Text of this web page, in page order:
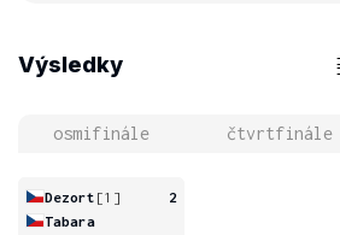
Výsledky
osmifinále čtvrtfinále
Dezort [1]
2
Tabara